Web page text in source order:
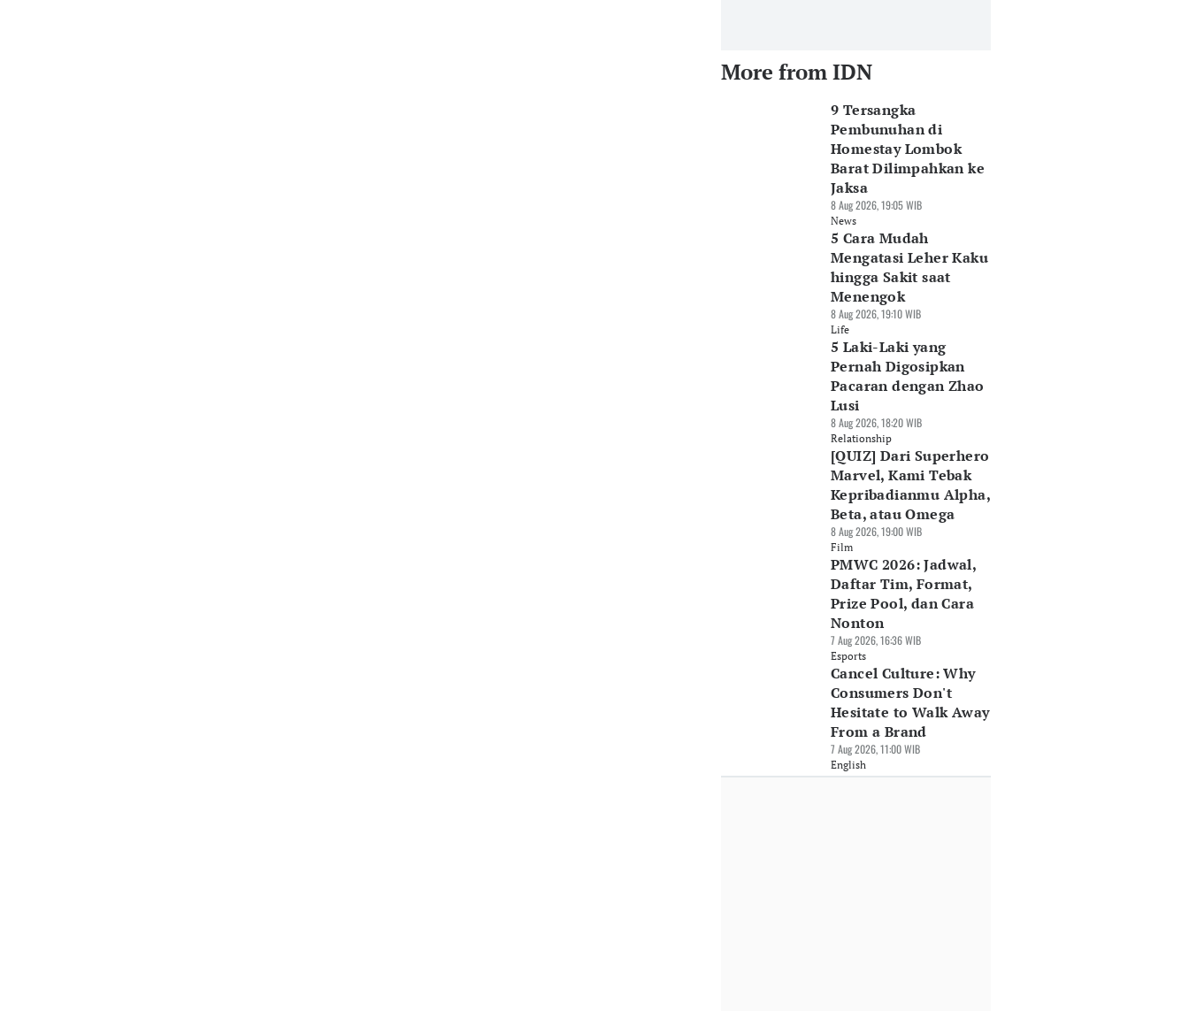
More from IDN
9 Tersangka
Pembunuhan di
Homestay Lombok
Barat Dilimpahkan ke
Jaksa
8 Aug 2026, 19:05 WIB
News
5 Cara Mudah
Mengatasi Leher Kaku
hingga Sakit saat
Menengok
8 Aug 2026, 19:10 WIB
Life
5 Laki-Laki yang
Pernah Digosipkan
Pacaran dengan Zhao
Lusi
8 Aug 2026, 18:20 WIB
Relationship
[QUIZ] Dari Superhero
Marvel, Kami Tebak
Kepribadianmu Alpha,
Beta, atau Omega
8 Aug 2026, 19:00 WIB
Film
PMWC 2026: Jadwal,
Daftar Tim, Format,
Prize Pool, dan Cara
Nonton
7 Aug 2026, 16:36 WIB
Esports
Cancel Culture: Why
Consumers Don't
Hesitate to Walk Away
From a Brand
7 Aug 2026, 11:00 WIB
English